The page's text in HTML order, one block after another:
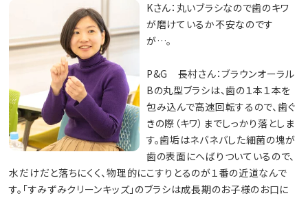
Kさん：丸いブラシなので歯のキワ
が磨けているか不安なのです
が…。
P&G 長村さん：ブラウンオーラル
Bの丸型ブラシは、歯の１本１本を
包み込んで高速回転するので、歯ぐ
きの際（キワ）までしっかり落としま
す。歯垢はネバネバした細菌の塊が
歯の表面にへばりついているので、
水だけだと落ちにくく、物理的にこすりとるのが１番の近道なんで
す。「すみずみクリーンキッズ」のブラシは成長期のお子様のお口に